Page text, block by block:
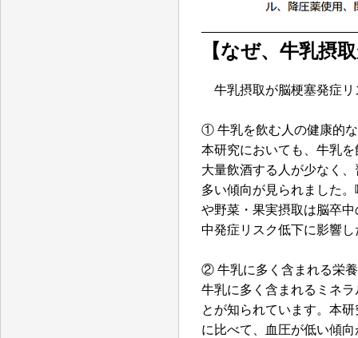
【なぜ、牛乳摂
牛乳摂取が脳梗塞発症リ
① 牛乳を飲む人の健康的
本研究においても、牛乳
大量飲酒する人が少なく
多い傾向が見られました
や野菜・果実摂取は脳卒
中発症リスク低下に影響
② 牛乳に多く含まれる栄
牛乳に多く含まれるミネ
とが知られています。本
に比べて、血圧が低い傾